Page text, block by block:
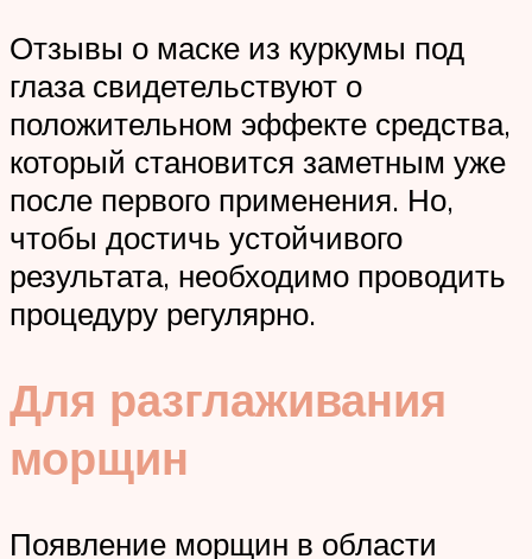
Отзывы о маске из куркумы под
глаза свидетельствуют о
положительном эффекте средства,
который становится заметным уже
после первого применения. Но,
чтобы достичь устойчивого
результата, необходимо проводить
процедуру регулярно.
Для разглаживания
морщин
Появление морщин в области